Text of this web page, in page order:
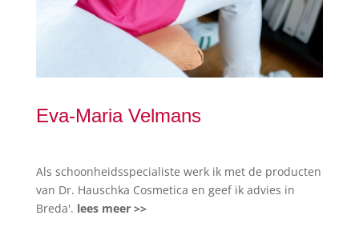
Eva-Maria Velmans
Als schoonheidsspecialiste werk ik met de producten
van Dr. Hauschka Cosmetica en geef ik advies in
Breda'. lees meer >>